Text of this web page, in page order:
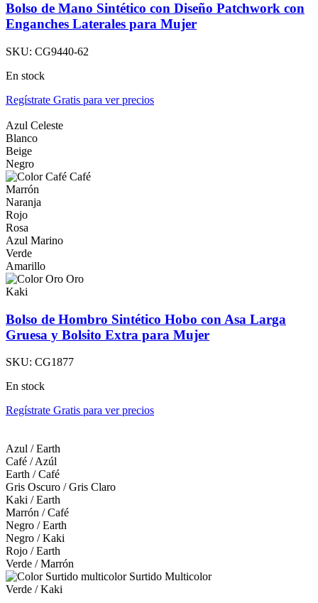
Bolso de Mano Sintético con Diseño Patchwork con
Enganches Laterales para Mujer
SKU: CG9440-62
En stock
Regístrate Gratis para ver precios
Azul Celeste
Blanco
Beige
Negro
Café
Marrón
Naranja
Rojo
Rosa
Azul Marino
Verde
Amarillo
Oro
Kaki
Bolso de Hombro Sintético Hobo con Asa Larga
Gruesa y Bolsito Extra para Mujer
SKU: CG1877
En stock
Regístrate Gratis para ver precios
Azul / Earth
Café / Azúl
Earth / Café
Gris Oscuro / Gris Claro
Kaki / Earth
Marrón / Café
Negro / Earth
Negro / Kaki
Rojo / Earth
Verde / Marrón
Surtido Multicolor
Verde / Kaki